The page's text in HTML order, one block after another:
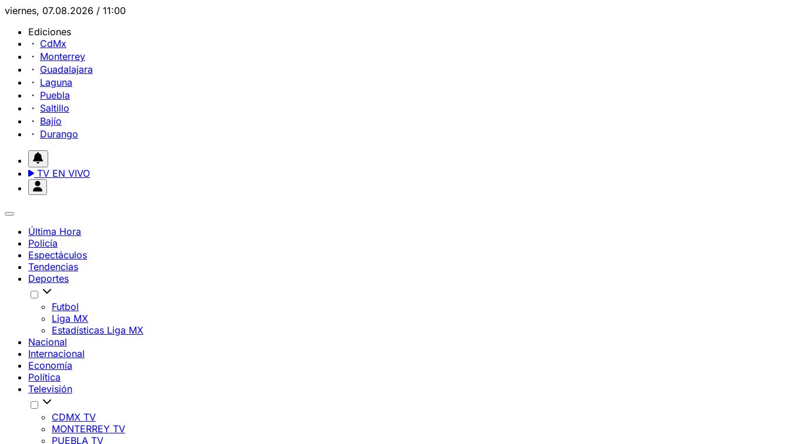
viernes, 07.08.2026 / 11:00
Ediciones
CdMx
Monterrey
Guadalajara
Laguna
Puebla
Saltillo
Bajío
Durango
TV EN VIVO
Última Hora
Policía
Espectáculos
Tendencias
Deportes
Futbol
Liga MX
Estadísticas Liga MX
Nacional
Internacional
Economía
Política
Televisión
CDMX TV
MONTERREY TV
PUEBLA TV